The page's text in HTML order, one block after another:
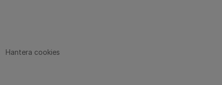
Hantera cookies